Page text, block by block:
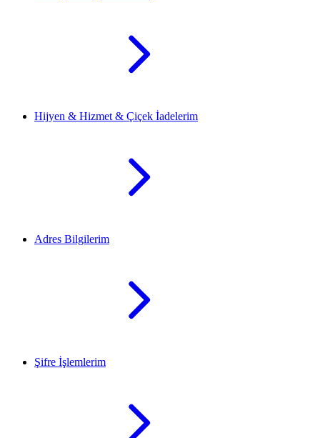
Hijyen & Hizmet & Çiçek İadelerim
Adres Bilgilerim
Şifre İşlemlerim